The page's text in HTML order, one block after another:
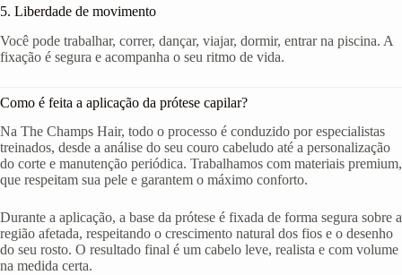
5. Liberdade de movimento
Você pode trabalhar, correr, dançar, viajar, dormir, entrar na piscina. A
fixação é segura e acompanha o seu ritmo de vida.
Como é feita a aplicação da prótese capilar?
Na The Champs Hair, todo o processo é conduzido por especialistas
treinados, desde a análise do seu couro cabeludo até a personalização
do corte e manutenção periódica. Trabalhamos com materiais premium,
que respeitam sua pele e garantem o máximo conforto.
Durante a aplicação, a base da prótese é fixada de forma segura sobre a
região afetada, respeitando o crescimento natural dos fios e o desenho
do seu rosto. O resultado final é um cabelo leve, realista e com volume
na medida certa.